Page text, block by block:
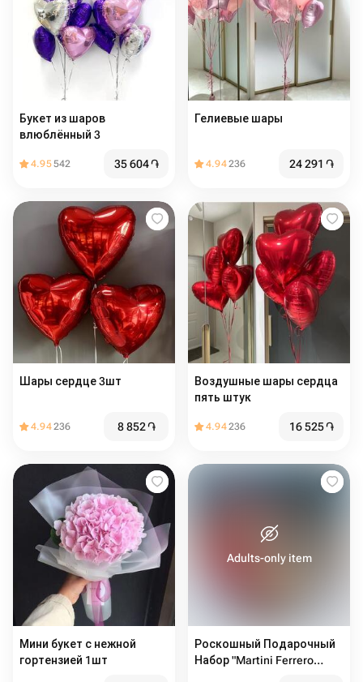
Букет из шаров
влюблённый 3
4.95542 35 604֏
Гелиевые шары
4.94236 24 291 ֏
Шары сердце 3шт
4.94236 8 852֏
Воздушные шары сердца
пять штук
4.94236 16 525֏
Мини букет с нежной
гортензией 1шт
Adults-only item
Роскошный Подарочный
Набор "Martini Ferrero